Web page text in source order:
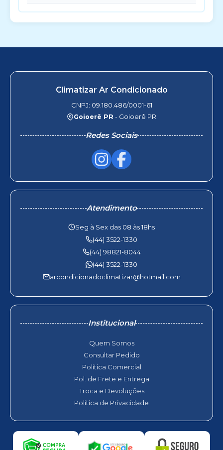
Climatizar Ar Condicionado
CNPJ: 09.180.486/0001-61
Goioerê PR - Goioerê PR
Redes Sociais
Atendimento
Seg à Sex das 08 às 18hs
(44) 3522-1330
(44) 98821-8044
(44) 3522-1330
arcondicionadoclimatizar@hotmail.com
Institucional
Quem Somos
Consultar Pedido
Política Comercial
Pol. de Frete e Entrega
Troca e Devoluções
Política de Privacidade